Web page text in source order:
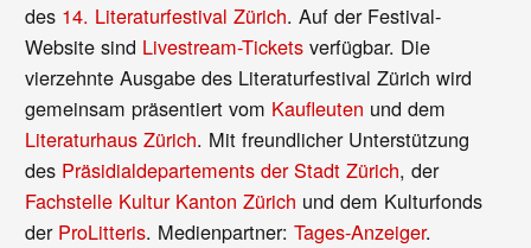
des 14. Literaturfestival Zürich. Auf der Festival-
Website sind Livestream-Tickets verfügbar. Die
vierzehnte Ausgabe des Literaturfestival Zürich wird
gemeinsam präsentiert vom Kaufleuten und dem
Literaturhaus Zürich. Mit freundlicher Unterstützung
des Präsidialdepartements der Stadt Zürich, der
Fachstelle Kultur Kanton Zürich und dem Kulturfonds
der ProLitteris. Medienpartner:Tages-Anzeiger.